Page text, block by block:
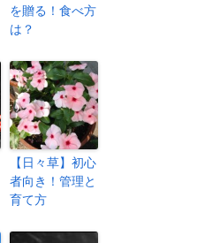
を贈る！食べ方
は？
【日々草】初心
者向き！管理と
育て方